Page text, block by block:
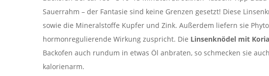
Sauerrahm – der Fantasie sind keine Grenzen gesetzt! Diese
sowie die Mineralstoffe Kupfer und Zink. Außerdem liefern sie
hormonregulierende Wirkung zuspricht. Die Linsenknödel mit
Backofen auch rundum in etwas Öl anbraten, so schmecken sie
kalorienarm.